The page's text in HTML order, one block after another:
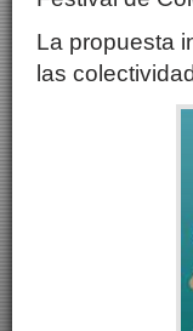
La propuesta
las